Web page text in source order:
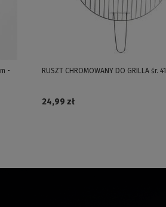
-
RUSZT CHROMOWANY DO GRILLA śr.
24,99 zł